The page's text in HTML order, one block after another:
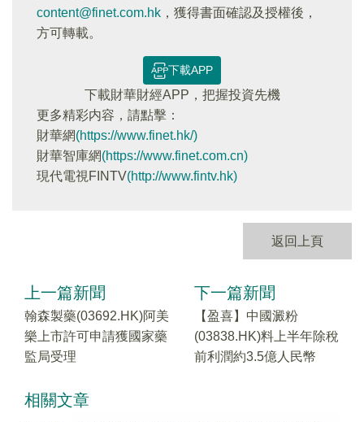
content@finet.com.hk ，獲得書面確認及授權後，
方可轉載。
下載APP
下載財華財經APP，把握投資先機
更多精彩内容，請點擊：
財華網(https://www.finet.hk/)
財華智庫網(https://www.finet.com.cn)
現代電視FINTV(http://www.fintv.hk)
返回上頁
上一篇新聞
翰森製藥(03692.HK)阿美
樂上市許可申請獲國家藥
監局受理
下一篇新聞
【盈喜】中國澱粉
(03838.HK)料上半年除稅
前利潤約3.5億人民幣
相關文章